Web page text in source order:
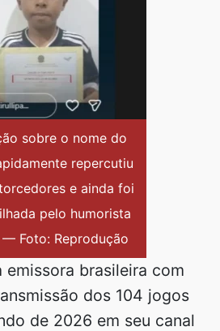
sobre o nome do
repercutiu
e ainda foi
pelo humorista
Foto: Reprodução
emissora brasileira com
dos 104 jogos
de 2026 em seu canal